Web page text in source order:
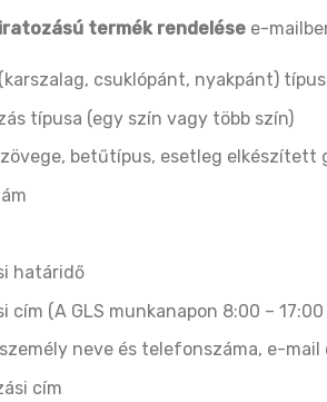
termék rendelése e-
csuklópánt, nyakpánt)
típusa (egy szín vagy több szín)
betűtípus, esetleg elkészített
határidő
cím (A GLS munkanapon 8:00 –
neve és telefonszáma, e-mail
cím